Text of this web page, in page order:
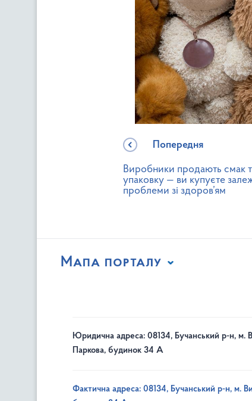
Попередня
Виробники продають смак
упаковку — ви купуєте
проблеми зі здоров’ям
Мапа порталу
Юридична адреса: 08134, Бучанський р-н, м.
Паркова, будинок 34 А
Фактична адреса: 08134, Бучанський р-н, м.